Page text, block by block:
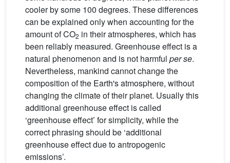
cooler by some 100 degrees. These differences
can be explained only when accounting for the
amount of CO2 in their atmospheres, which has
been reliably measured. Greenhouse effect is a
natural phenomenon and is not harmful per se.
Nevertheless, mankind cannot change the
composition of the Earth's atmosphere, without
changing the climate of their planet. Usually this
additional greenhouse effect is called
‘greenhouse effect’ for simplicity, while the
correct phrasing should be ‘additional
greenhouse effect due to antropogenic
emissions’.